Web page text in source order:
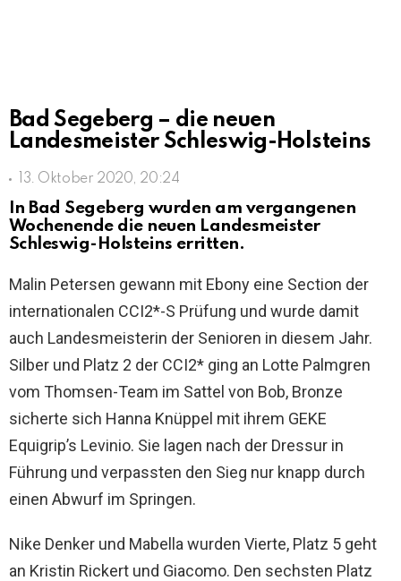
Bad Segeberg – die neuen
Landesmeister Schleswig-Holsteins
13. Oktober 2020, 20:24
In Bad Segeberg wurden am vergangenen
Wochenende die neuen Landesmeister
Schleswig-Holsteins erritten.
Malin Petersen gewann mit Ebony eine Section der
internationalen CCI2*-S Prüfung und wurde damit
auch Landesmeisterin der Senioren in diesem Jahr.
Silber und Platz 2 der CCI2* ging an Lotte Palmgren
vom Thomsen-Team im Sattel von Bob, Bronze
sicherte sich Hanna Knüppel mit ihrem GEKE
Equigrip’s Levinio. Sie lagen nach der Dressur in
Führung und verpassten den Sieg nur knapp durch
einen Abwurf im Springen.
Nike Denker und Mabella wurden Vierte, Platz 5 geht
an Kristin Rickert und Giacomo. Den sechsten Platz